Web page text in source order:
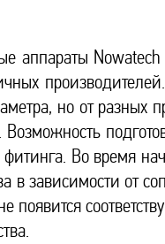
аппараты
но от разных
Во время
в зависимости от
появится